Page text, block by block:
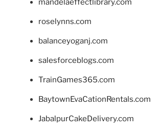
mandelaeffectlibrary.com
roselynns.com
balanceyoganj.com
salesforceblogs.com
TrainGames365.com
BaytownEvaCationRentals.com
JabalpurCakeDelivery.com